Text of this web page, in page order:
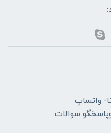
واتساپ
وپاسخگو سوالات